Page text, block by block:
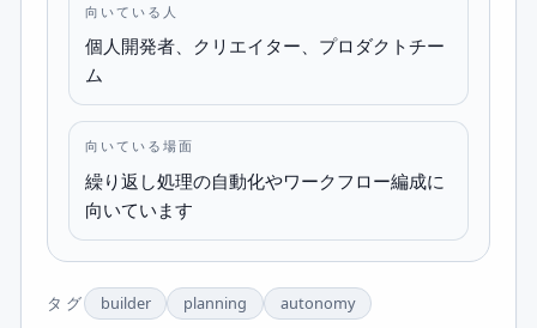
向いている人
個人開発者、クリエイター、プロダクトチー
ム
向いている場面
繰り返し処理の自動化やワークフロー編成に
向いています
タグ builder planning autonomy